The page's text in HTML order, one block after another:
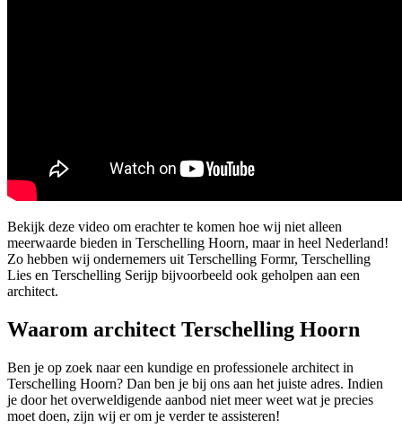
Bekijk deze video om erachter te komen hoe wij niet alleen
meerwaarde bieden in Terschelling Hoorn, maar in heel Nederland!
Zo hebben wij ondernemers uit Terschelling Formr, Terschelling
Lies en Terschelling Serijp bijvoorbeeld ook geholpen aan een
architect.
Waarom architect Terschelling Hoorn
Ben je op zoek naar een kundige en professionele architect in
Terschelling Hoorn? Dan ben je bij ons aan het juiste adres. Indien
je door het overweldigende aanbod niet meer weet wat je precies
moet doen, zijn wij er om je verder te assisteren!